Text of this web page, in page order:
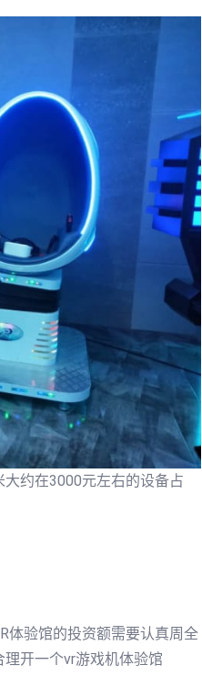
约在3000元左右的设备占
体验馆的投资额需要认真周全
开一个vr游戏机体验馆